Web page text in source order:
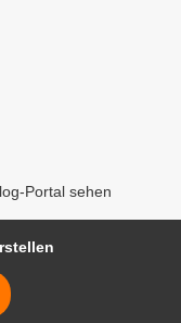
Portal sehen